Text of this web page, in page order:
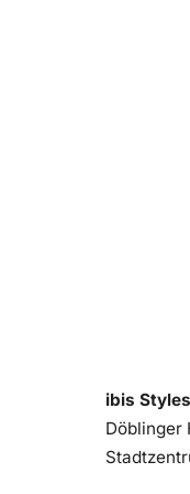
ibis
Döblinger
Entfernung